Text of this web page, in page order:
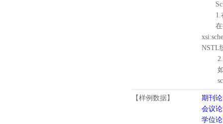
1.
在待
NSTL
2.
如需
【样例数据】
期刊
会议
学位